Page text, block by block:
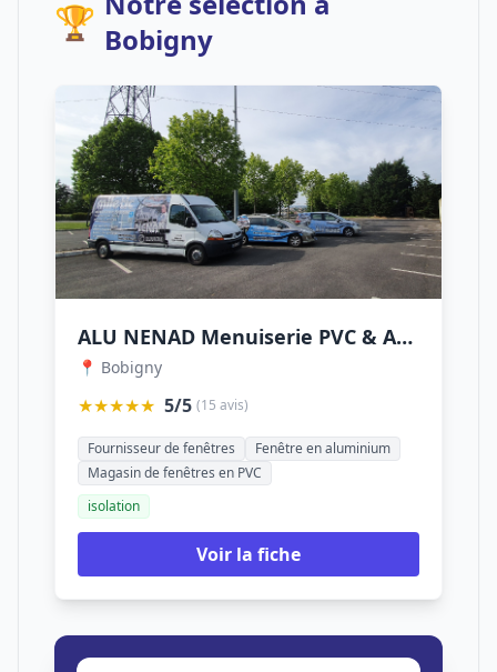
🏆 Bobigny
ALU NENAD Menuiserie PVC & ALU | Bobigny
📍 Bobigny
★★★★★ 5/5 (15 avis)
Fournisseur de fenêtres
Fenêtre en aluminium
Magasin de fenêtres en PVC
isolation
Voir la fiche